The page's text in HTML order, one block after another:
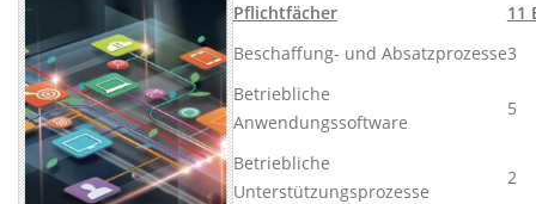
Pflichtfächer
11
Beschaffung- und Absatzprozesse3
Betriebliche
Anwendungssoftware ​
5
Betriebliche
Unterstützungsprozesse ​
2